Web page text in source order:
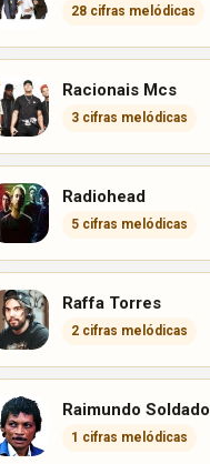
28 cifras melódicas
Racionais Mcs
3 cifras melódicas
Radiohead
5 cifras melódicas
Raffa Torres
2 cifras melódicas
Raimundo Soldado
1 cifras melódicas